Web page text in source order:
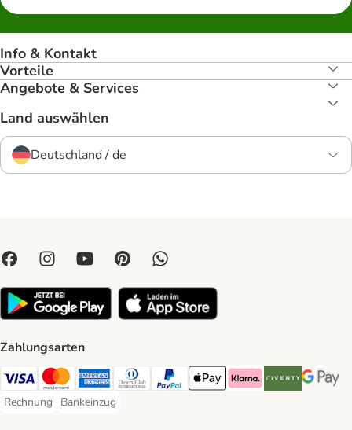
Info & Kontakt
Vorteile
Angebote & Services
Land auswählen
Deutschland / de
Zahlungsarten
Visa Payment Method
Mastercard Payment Method
American Express Payment Method
Diners Club Payment Method
PayPal Payment Method
Apple Pay Payment Method
Klarna Payment Method
Riverty Payment
Google
Rechnung
Rechnung Payment Method
Bankeinzug
Bankeinzug Payment Method